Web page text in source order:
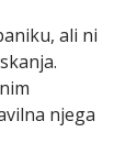
ali ni
njega